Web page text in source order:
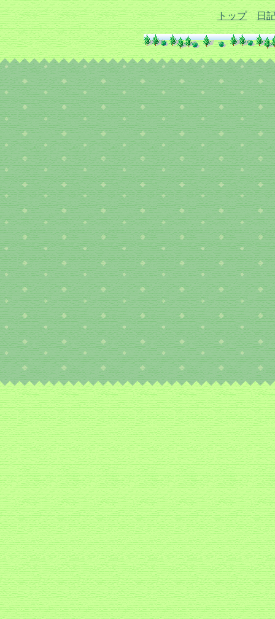
トップ 日